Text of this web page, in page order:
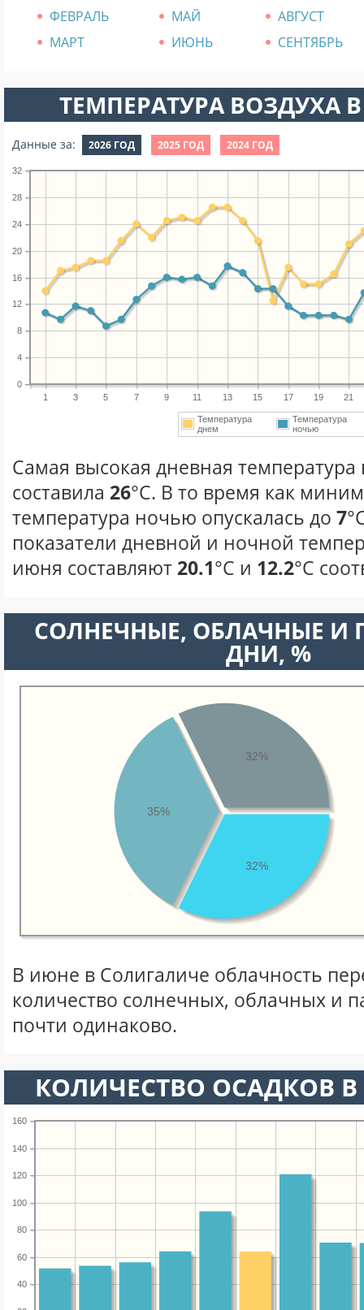
ФЕВРАЛЬ
МАЙ
АВГУСТ
МАРТ
ИЮНЬ СЕНТЯБРЬ
ТЕМПЕРАТУРА ВОЗДУХА
Данные за: 2026 ГОД 2025 ГОД 2024 ГОД
1 3 5 7 9 11 13 15 17 19 21
0
4
8
12
16
20
24
28
32
Температура
днем
Температура
ночью
Самая высокая дневная
составила 26°С. В то время как
температура ночью опускалась до 7
показатели дневной и ночной
июня составляют 20.1°С и 12.2°С
CОЛНЕЧНЫЕ, ОБЛАЧНЫЕ И
ДНИ, %
32%
35%
32%
В июне в Солигаличе облачность
количество солнечных, облачных и
почти одинаково.
КОЛИЧЕСТВО ОСАДКОВ
40
60
80
100
120
140
160